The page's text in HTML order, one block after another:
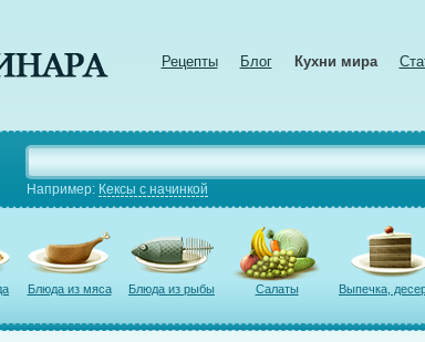
Рецепты Блог Кухни мира
Например: Кексы с начинкой
Блюда из мяса Блюда из рыбы Салаты Выпечка,